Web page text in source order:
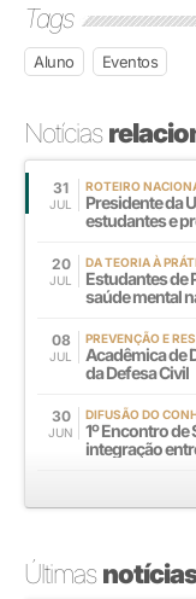
Tags
Aluno Eventos
Notícias
31
JUL
ROTEIRO
Presidente da
estudantes e
20
JUL
DA TEORIA À
Estudantes de
saúde mental
08
JUL
PREVENÇÃO E
Acadêmica de
da Defesa Civil
30
JUN
DIFUSÃO DO
1º Encontro de
integração
Últimas